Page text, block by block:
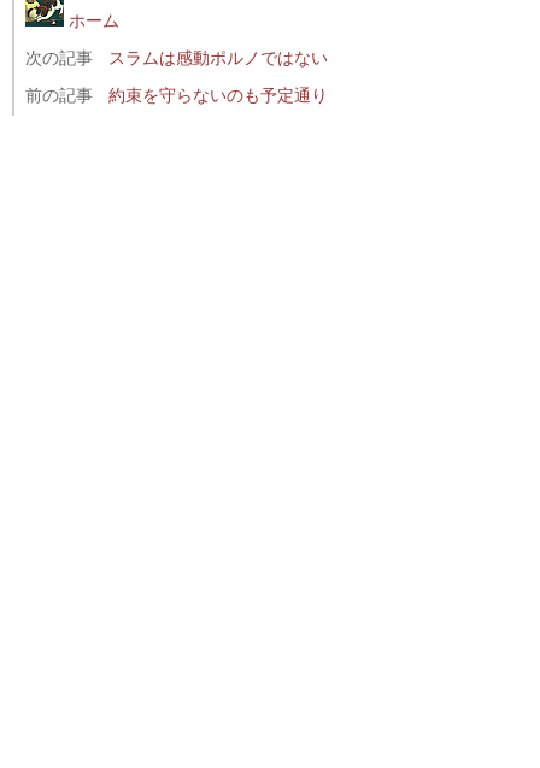
ホーム
次の記事
スラムは感動ポルノではない
前の記事
約束を守らないのも予定通り